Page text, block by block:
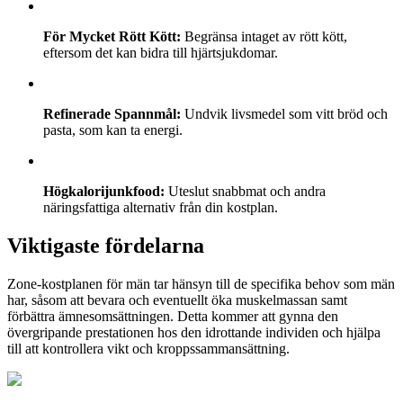
För Mycket Rött Kött: Begränsa intaget av rött kött,
eftersom det kan bidra till hjärtsjukdomar.
Refinerade Spannmål: Undvik livsmedel som vitt bröd och
pasta, som kan ta energi.
Högkalorijunkfood: Uteslut snabbmat och andra
näringsfattiga alternativ från din kostplan.
Viktigaste fördelarna
Zone-kostplanen för män tar hänsyn till de specifika behov som män
har, såsom att bevara och eventuellt öka muskelmassan samt
förbättra ämnesomsättningen. Detta kommer att gynna den
övergripande prestationen hos den idrottande individen och hjälpa
till att kontrollera vikt och kroppssammansättning.